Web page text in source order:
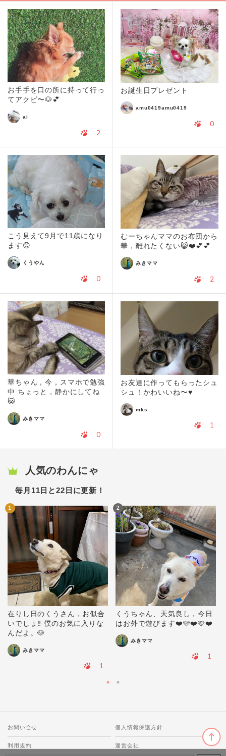
お手手を口の所に持って行っ
てアクビ〜🐶💕
ai
2
お誕生日プレゼント
amu0419amu0419
0
こう見えて9月で11歳になり
ます😊
くうやん
0
むーちゃんママのお布団から
華，離れたくない😺❤️💕💕
みきママ
2
華ちゃん，今，スマホで勉強
中 ちょっと，静かにしてね
🐱
みきママ
0
お友達に作ってもらったシュ
シュ！かわいいね〜♥
mks
1
人気のわんにゃ
毎月11日と22日に更新！
1
在りし日のくうさん，お似合
いでしょ‼️ 僕のお気に入りな
んだよ。🐶
みきママ
1
2
くうちゃん、天気良し，今日
はお外で遊びます❤️🩷❤️🩷❤️
みきママ
1
お問い合せ 個人情報保護方針
利用規約 運営会社